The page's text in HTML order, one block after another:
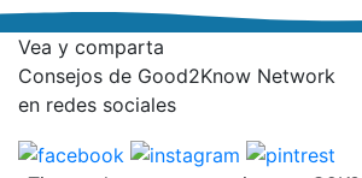
Vea y comparta
Consejos de Good2Know Network
en redes sociales